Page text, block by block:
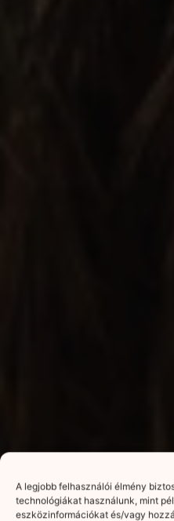
A legjobb felhasználói élmény
technológiákat használunk, mint
eszközinformációkat és/vagy